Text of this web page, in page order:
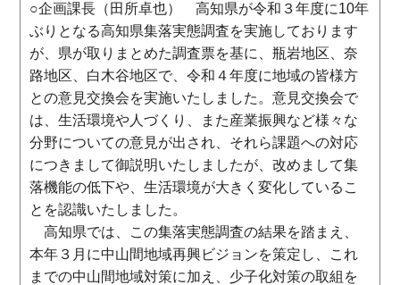
○企画課長（田所卓也） 高知県が令和３年度に10年
ぶりとなる高知県集落実態調査を実施しております
が、県が取りまとめた調査票を基に、瓶岩地区、奈
路地区、白木谷地区で、令和４年度に地域の皆様方
との意見交換会を実施いたしました。意見交換会で
は、生活環境や人づくり、また産業振興など様々な
分野についての意見が出され、それら課題への対応
につきまして御説明いたしましたが、改めまして集
落機能の低下や、生活環境が大きく変化しているこ
とを認識いたしました。
高知県では、この集落実態調査の結果を踏まえ、
本年３月に中山間地域再興ビジョンを策定し、これ
までの中山間地域対策に加え、少子化対策の取組を